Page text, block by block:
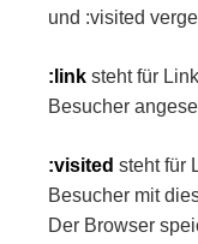
und :visited
:link steht für
Besucher
:visited steht für
Besucher mit
Der Browser